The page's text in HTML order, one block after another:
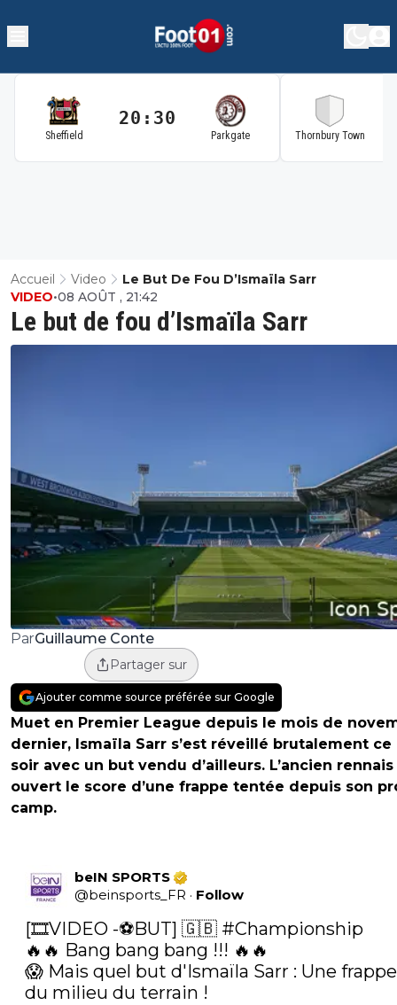
Sheffield
20:30
Parkgate Thornbury Town
Accueil Video Le But De Fou D’Ismaïla Sarr
Le but de fou d’Ismaïla Sarr
VIDEO•08 AOÛT , 21:42
ParGuillaume Conte
Partager sur
Ajouter comme source préférée sur Google
Muet en Premier League depuis le mois de
dernier, Ismaïla Sarr s’est réveillé brutalement
soir avec un but vendu d’ailleurs. L’ancien rennais
ouvert le score d’une frappe tentée depuis son
camp.
beIN SPORTS
@beinsports_FR · Follow
[🎞️VIDEO -⚽️BUT] 🇬🇧 #Championship
🔥🔥 Bang bang bang !!! 🔥🔥
😱 Mais quel but d'Ismaïla Sarr : Une frappe
du milieu du terrain !